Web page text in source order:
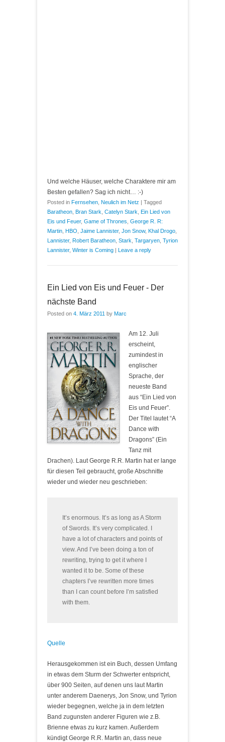
Und welche Häuser, welche Charaktere mir am
Besten gefallen? Sag ich nicht… :-)
Posted in Fernsehen Neulich im Netz | Tagged
Baratheon Bran Stark Catelyn Stark Ein Lied von
Eis und Feuer, Game of Thrones George R. R:
Martin HBO Jaime Lannister, Jon Snow, Khal Drogo
Lannister, Robert Baratheon Stark Targaryen Tyrion
Lannister, Winter is Coming | Leave a reply
Ein Lied von Eis und Feuer - Der
nächste Band
Posted on 4. März 2011 by Marc
Am 12. Juli
erscheint,
zumindest in
englischer
Sprache, der
neueste Band
aus “Ein Lied von
Eis und Feuer”.
Der Titel lautet “A
Dance with
Dragons” (Ein
Tanz mit
Drachen). Laut George R.R. Martin hat er lange
für diesen Teil gebraucht, große Abschnitte
wieder und wieder neu geschrieben:
It’s enormous. It’s as long as A Storm
of Swords. It’s very complicated. I
have a lot of characters and points of
view. And I’ve been doing a ton of
rewriting, trying to get it where I
wanted it to be. Some of these
chapters I’ve rewritten more times
than I can count before I’m satisfied
with them.
Quelle
Herausgekommen ist ein Buch, dessen Umfang
in etwas dem Sturm der Schwerter entspricht,
über 900 Seiten, auf denen uns laut Martin
unter anderem Daenerys, Jon Snow, und Tyrion
wieder begegnen, welche ja in dem letzten
Band zugunsten anderer Figuren wie z.B.
Brienne etwas zu kurz kamen. Außerdem
kündigt George R.R. Martin an, dass neue